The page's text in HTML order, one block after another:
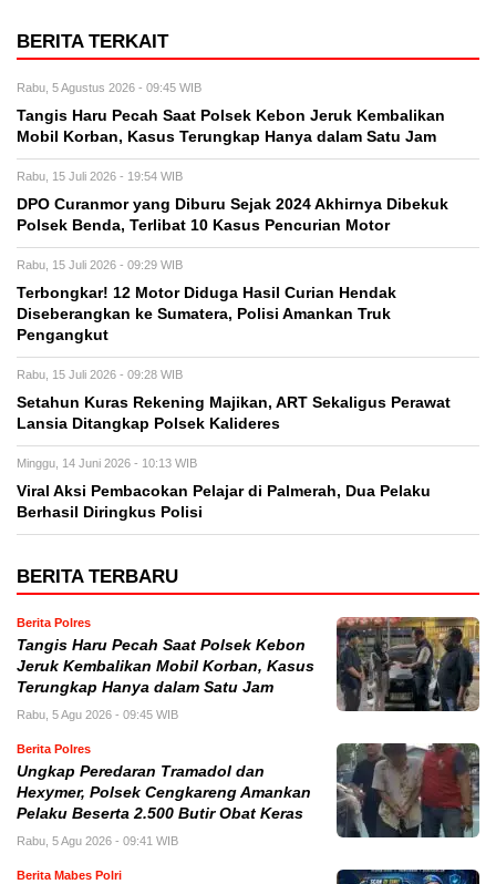
BERITA TERKAIT
Rabu, 5 Agustus 2026 - 09:45 WIB
Tangis Haru Pecah Saat Polsek Kebon Jeruk Kembalikan
Mobil Korban, Kasus Terungkap Hanya dalam Satu Jam
Rabu, 15 Juli 2026 - 19:54 WIB
DPO Curanmor yang Diburu Sejak 2024 Akhirnya Dibekuk
Polsek Benda, Terlibat 10 Kasus Pencurian Motor
Rabu, 15 Juli 2026 - 09:29 WIB
Terbongkar! 12 Motor Diduga Hasil Curian Hendak
Diseberangkan ke Sumatera, Polisi Amankan Truk
Pengangkut
Rabu, 15 Juli 2026 - 09:28 WIB
Setahun Kuras Rekening Majikan, ART Sekaligus Perawat
Lansia Ditangkap Polsek Kalideres
Minggu, 14 Juni 2026 - 10:13 WIB
Viral Aksi Pembacokan Pelajar di Palmerah, Dua Pelaku
Berhasil Diringkus Polisi
BERITA TERBARU
Berita Polres
Tangis Haru Pecah Saat Polsek Kebon
Jeruk Kembalikan Mobil Korban, Kasus
Terungkap Hanya dalam Satu Jam
Rabu, 5 Agu 2026 - 09:45 WIB
Berita Polres
Ungkap Peredaran Tramadol dan
Hexymer, Polsek Cengkareng Amankan
Pelaku Beserta 2.500 Butir Obat Keras
Rabu, 5 Agu 2026 - 09:41 WIB
Berita Mabes Polri